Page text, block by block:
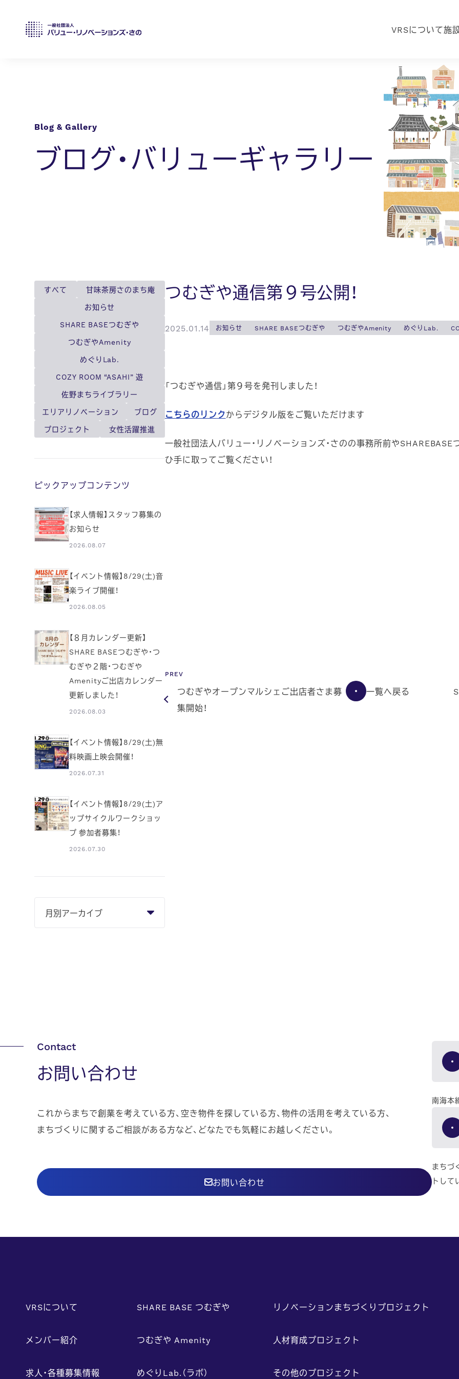
VRSについて施
ブログ・バリューギャラリー
つむぎや通信第９号公開！
2025.01.14 お知らせ SHARE BASEつむぎや つむぎやAmenity めぐりLab.
「つむぎや通信」第９号を発刊しました！
こちらのリンクからデジタル版をご覧いただけます
一般社団法人バリュー・リノベーションズ・さのの事務所前や
ひ手に取ってご覧ください！
PREV
つむぎやオープンマルシェご出店者さま募
集開始！
一覧へ戻る
すべて
甘味茶房さのまち庵
お知らせ
SHARE BASEつむぎや
つむぎやAmenity
めぐりLab.
COZY ROOM “ASAHI” 遊
佐野まちライブラリー
エリアリノベーション
ブログ
プロジェクト
女性活躍推進
ピックアップコンテンツ
【求人情報】スタッフ募集の
お知らせ
2026.08.07
【イベント情報】8/29(土)音
楽ライブ開催！
2026.08.05
【８月カレンダー更新】
SHARE BASEつむぎや・つ
むぎや２階・つむぎや
Amenityご出店カレンダー
更新しました！
2026.08.03
【イベント情報】8/29(土)無
料映画上映会開催！
2026.07.31
【イベント情報】8/29(土)ア
ップサイクルワークショッ
プ 参加者募集！
2026.07.30
お問い合わせ
これからまちで創業を考えている方、空き物件を探している方、物件の活用を考えている方、
まちづくりに関するご相談がある方など、どなたでも気軽にお越しください。
お問い合わせ
南海本
まちづ
トして
VRSについて
メンバー紹介
求人・各種募集情報
SHARE BASE つむぎや
つむぎや Amenity
めぐりLab.（ラボ）
リノベーションまちづくりプロジェクト
人材育成プロジェクト
その他のプロジェクト